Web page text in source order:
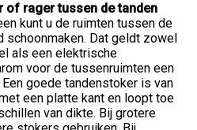
of rager tussen de tanden
kunt u de ruimten tussen de
schoonmaken. Dat geldt zowel
als een elektrische
voor de tussenruimten een
goede tandenstoker is van
een platte kant en loopt toe
van dikte. Bij grotere